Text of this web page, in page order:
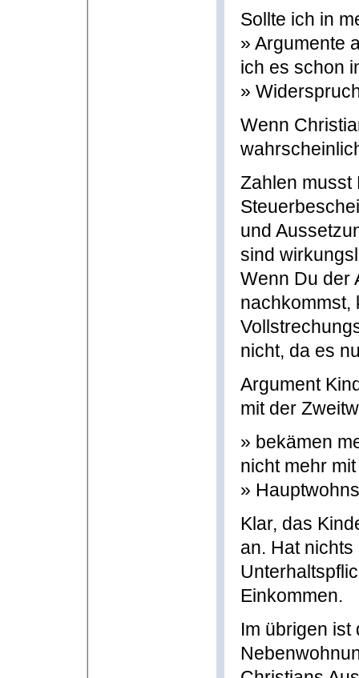
Sollte ich in
» Argumente
ich es schon
»
Wenn
Zahlen musst
und
sind
Wenn Du der
nachkommst,
nicht, da es
Argument
mit der
» bekämen
nicht mehr mit
»
Klar, das
an. Hat
Einkommen.
Im übrigen ist